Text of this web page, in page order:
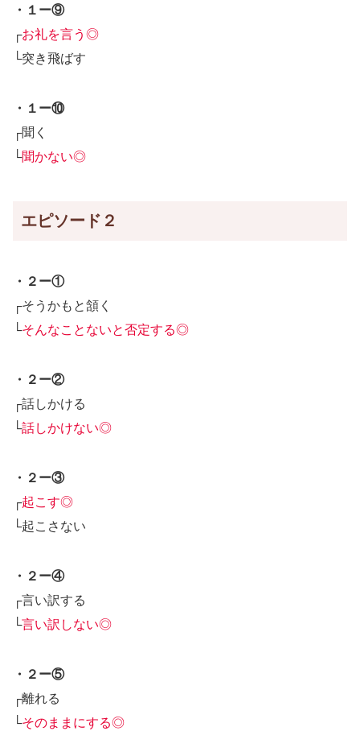
・１ー⑨
┌お礼を言う◎
└突き飛ばす
・１ー⑩
┌聞く
└聞かない◎
エピソード２
・２ー①
┌そうかもと頷く
└そんなことないと否定する◎
・２ー②
┌話しかける
└話しかけない◎
・２ー③
┌起こす◎
└起こさない
・２ー④
┌言い訳する
└言い訳しない◎
・２ー⑤
┌離れる
└そのままにする◎